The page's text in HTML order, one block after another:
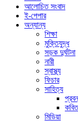
আলোচিত সংবাদ
ই-পেপার
অন্যান্য
শিক্ষা
মুক্তিযুদ্ধ
সড়ক দুর্ঘটনা
নারী
স্বাস্থ্য
ফিচার
সাহিত্য
মিডিয়া